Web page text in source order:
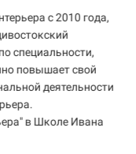
с 2010 года,
специальности,
повышает свой
деятельности
в Школе Ивана